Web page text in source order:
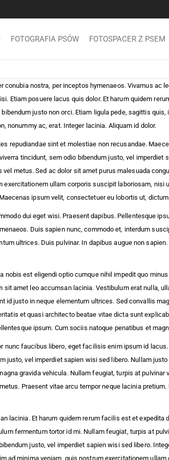
FOTOGRAFIA PSÓW FOTOSPACER Z PSEM
nostra, per inceptos hymenaeos. Vivamus ac
Etiam posuere lacus quis dolor. Et harum quidem
justo non orci. Etiam ligula pede, sagittis
nonummy ac, erat. Integer lacinia. Aliquam id dolor.
sint et molestiae non recusandae.
tincidunt, sem odio bibendum justo, vel
metus. Sed ac dolor sit amet purus malesuada
ullam corporis suscipit laboriosam, nisi
ipsum velit, consectetuer eu lobortis ut,
dui eget wisi. Praesent dapibus. Pellentesque
Duis sapien nunc, commodo et, interdum
ultrices. Duis pulvinar. In dapibus augue non
est eligendi optio cumque nihil impedit quo
amet leo accumsan lacinia. Vestibulum erat nulla,
justo in neque elementum ultrices. Sed convallis
et quasi architecto beatae vitae dicta sunt
ipsum. Cum sociis natoque penatibus et
faucibus libero, eget facilisis enim ipsum id
justo, vel imperdiet sapien wisi sed libero. Nullam
gravida vehicula. Nullam feugiat, turpis at
Praesent vitae arcu tempor neque lacinia
lacinia. Et harum quidem rerum facilis est et
fermentum tortor id mi. Nullam feugiat, turpis at
justo, vel imperdiet sapien wisi sed libero.
ad minima veniam, quis nostrum exercitationem